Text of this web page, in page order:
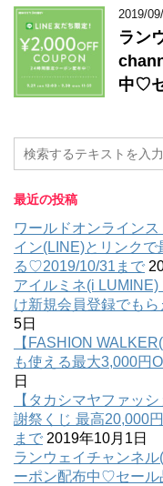
2019/
ラン
中♡
最近の投稿
ワールドオンライン
イン(LINE)とリンクで
る♡2019/10/31まで
アイルミネ(i
け新規会員登録でも
5日
【FASHION
も使える最大3,000円
日
【タカシマヤファッ
謝祭くじ 最高20,000
まで 2019年10月1日
ランウェイチャンネ
ーポン配布中♡セール